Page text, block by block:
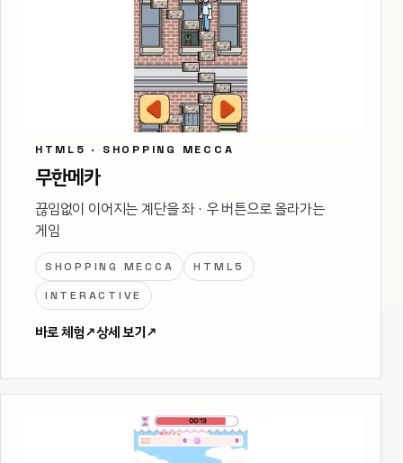
HTML5 · SHOPPING MECCA
무한메카
끊임없이 이어지는 계단을 좌 · 우 버튼으로 올라가는
게임
SHOPPING MECCA
HTML5
INTERACTIVE
바로 체험↗상세 보기↗